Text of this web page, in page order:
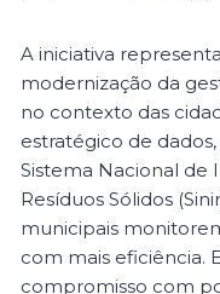
A iniciativa
modernização da
no contexto das
estratégico de
Sistema Nacional de
Resíduos Sólidos
municipais
com mais eficiência.
compromisso com